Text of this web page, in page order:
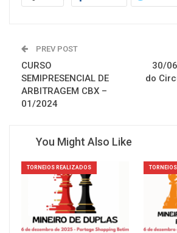
PREV POST
CURSO
SEMIPRESENCIAL DE
ARBITRAGEM CBX –
01/2024
30/
do
You Might Also Like
TORNEIOS REALIZADOS